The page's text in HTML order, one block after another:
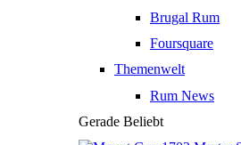
Brugal Rum
Foursquare
Themenwelt
Rum News
Gerade Beliebt